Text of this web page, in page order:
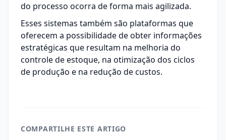
do processo ocorra de forma mais agilizada.
Esses sistemas também são plataformas que
oferecem a possibilidade de obter informações
estratégicas que resultam na melhoria do
controle de estoque, na otimização dos ciclos
de produção e na redução de custos.
COMPARTILHE ESTE ARTIGO